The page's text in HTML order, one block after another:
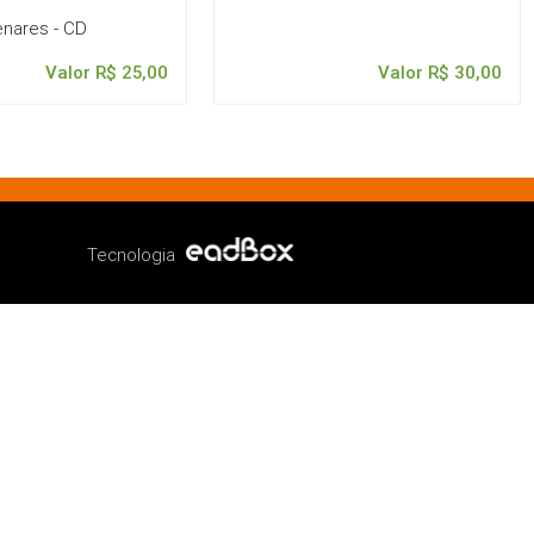
- CD
Valor R$ 25,00
Valor R$ 30,00
Tecnologia